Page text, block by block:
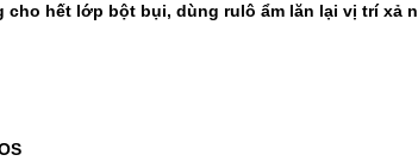
hết lớp bột bụi, dùng rulô ẩm lăn lại vị trí xả